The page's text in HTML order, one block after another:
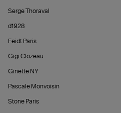
Serge Thoraval
d1928
Feidt Paris
Gigi Clozeau
Ginette NY
Pascale Monvoisin
Stone Paris